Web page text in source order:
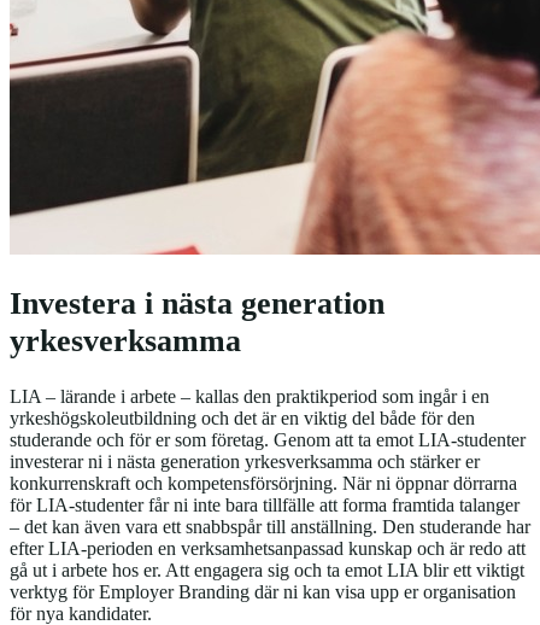
Investera i nästa generation
yrkesverksamma
LIA – lärande i arbete – kallas den praktikperiod som ingår i en
yrkeshögskoleutbildning och det är en viktig del både för den
studerande och för er som företag. Genom att ta emot LIA-studenter
investerar ni i nästa generation yrkesverksamma och stärker er
konkurrenskraft och kompetensförsörjning. När ni öppnar dörrarna
för LIA-studenter får ni inte bara tillfälle att forma framtida talanger
– det kan även vara ett snabbspår till anställning. Den studerande har
efter LIA-perioden en verksamhetsanpassad kunskap och är redo att
gå ut i arbete hos er. Att engagera sig och ta emot LIA blir ett viktigt
verktyg för Employer Branding där ni kan visa upp er organisation
för nya kandidater.